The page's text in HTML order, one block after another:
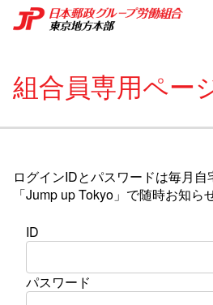
組合員専用ペー
ログインIDとパスワードは毎月
「Jump up Tokyo」で随時お知ら
ID
パスワード